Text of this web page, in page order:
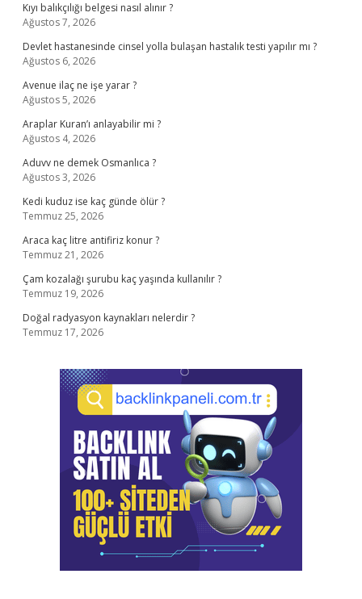
Kıyı balıkçılığı belgesi nasıl alınır ?
Ağustos 7, 2026
Devlet hastanesinde cinsel yolla bulaşan hastalık testi yapılır mı ?
Ağustos 6, 2026
Avenue ilaç ne işe yarar ?
Ağustos 5, 2026
Araplar Kuran’ı anlayabilir mi ?
Ağustos 4, 2026
Aduvv ne demek Osmanlıca ?
Ağustos 3, 2026
Kedi kuduz ise kaç günde ölür ?
Temmuz 25, 2026
Araca kaç litre antifiriz konur ?
Temmuz 21, 2026
Çam kozalağı şurubu kaç yaşında kullanılır ?
Temmuz 19, 2026
Doğal radyasyon kaynakları nelerdir ?
Temmuz 17, 2026